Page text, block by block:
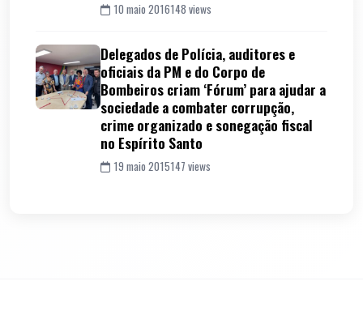
10 maio 2016148 views
Delegados de Polícia, auditores e
oficiais da PM e do Corpo de
Bombeiros criam ‘Fórum’ para ajudar a
sociedade a combater corrupção,
crime organizado e sonegação fiscal
no Espírito Santo
19 maio 2015147 views